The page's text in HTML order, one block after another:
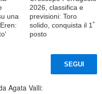
una
2026, classifica e
previsioni: Toro
solido, conquista il 1ﾟ
posto
SEGUI
Agata Valli: